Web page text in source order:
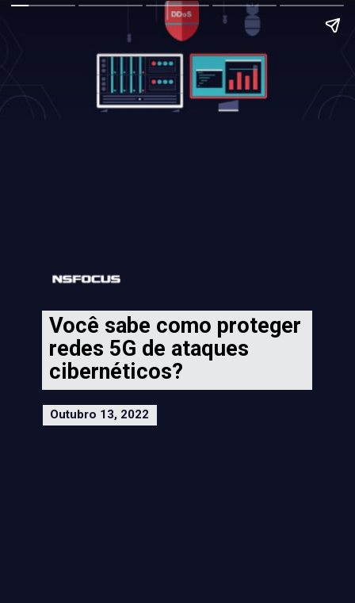
Você sabe como proteger
redes 5G de ataques
cibernéticos?
Outubro 13, 2022